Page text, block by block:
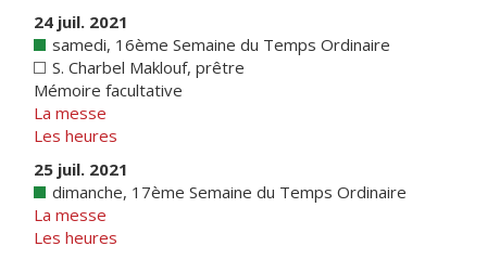
24 juil. 2021
samedi, 16ème Semaine du Temps Ordinaire
S. Charbel Maklouf, prêtre
Mémoire facultative
La messe
Les heures
25 juil. 2021
dimanche, 17ème Semaine du Temps Ordinaire
La messe
Les heures